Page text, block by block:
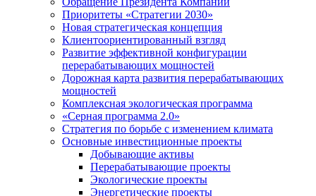
Приоритеты «Стратегии 2030»
Новая стратегическая концепция
Клиентоориентированный взгляд
Развитие эффективной конфигурации
перерабатывающих мощностей
Дорожная карта развития перерабатывающих
мощностей
Комплексная экологическая программа
«Серная программа 2.0»
Стратегия по борьбе с изменением климата
Основные инвестиционные проекты
Добывающие активы
Перерабатывающие проекты
Экологические проекты
Энергетические проекты